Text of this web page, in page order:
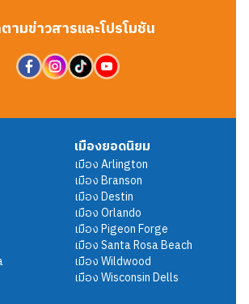
ามข่าวสารและโปรโมชัน
เมืองยอดนิยม
เมืองArlington
เมืองBranson
เมืองDestin
เมืองOrlando
เมืองPigeon Forge
เมืองSanta Rosa Beach
เมืองWildwood
เมืองWisconsin Dells